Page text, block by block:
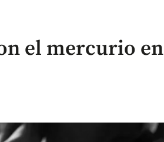
el mercurio en